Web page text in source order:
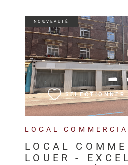
LOCAL
LOCAL
LOUER -
NOUVEAUTÉ
SÉLECTIONNER
VOIR LE